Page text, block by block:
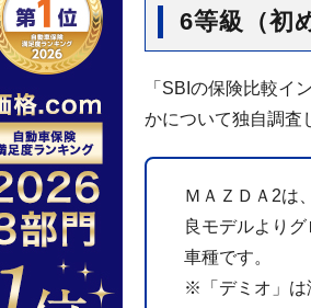
6等級（初
「SBIの保険比較イ
かについて独自調査
ＭＡＺＤＡ2は
良モデルより
車種です。
※「デミオ」は